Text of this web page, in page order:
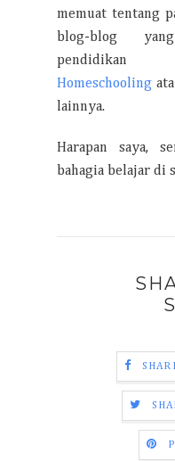
memuat tentang
blog-blog
Homeschooling
lainnya.
Harapan saya,
bahagia belajar di